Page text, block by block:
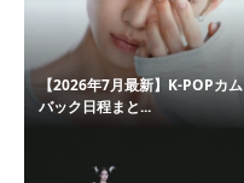
【2026年7月最新】K-POPカム
バック日程まと...